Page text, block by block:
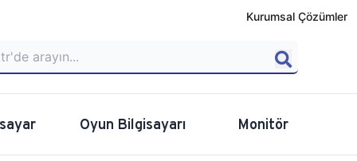
Kurumsal Çözümler
Oyun Bilgisayarı Monitör